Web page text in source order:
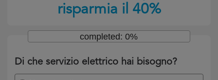
risparmia il 40%
Di che servizio elettrico hai bisogno?
completed: 0%